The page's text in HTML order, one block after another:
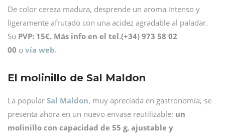
De color cereza madura, desprende un aroma intenso y
ligeramente afrutado con una acidez agradable al paladar.
Su PVP: 15€. Más info en el tel.(+34) 973 58 02
00 o vía web.
El molinillo de Sal Maldon
La popular Sal Maldon, muy apreciada en gastronomía, se
presenta ahora en un nuevo envase reutilizable: un
molinillo con capacidad de 55 g, ajustable y